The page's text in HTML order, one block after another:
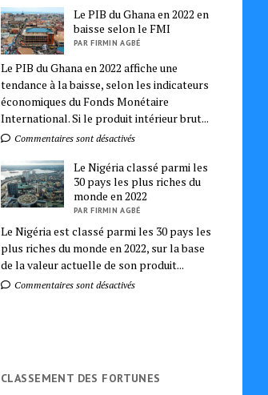
Le PIB du Ghana en 2022 en
baisse selon le FMI
PAR FIRMIN AGBÉ
Le PIB du Ghana en 2022 affiche une
tendance à la baisse, selon les indicateurs
économiques du Fonds Monétaire
International. Si le produit intérieur brut...
Commentaires sont désactivés
Le Nigéria classé parmi les
30 pays les plus riches du
monde en 2022
PAR FIRMIN AGBÉ
Le Nigéria est classé parmi les 30 pays les
plus riches du monde en 2022, sur la base
de la valeur actuelle de son produit...
Commentaires sont désactivés
CLASSEMENT DES FORTUNES